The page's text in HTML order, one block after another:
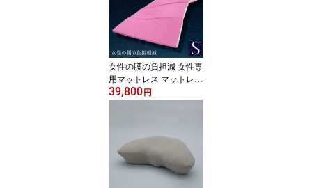
洗える まくら 快眠 安眠
枕カバー 人気 プレゼン
トにおすすめ
女性の腰の負担減 女性専
用マットレス マットレス
腰痛 腰痛改善《Womat
つ折り 女性 コンパクト 6
つ折り
39,800 円